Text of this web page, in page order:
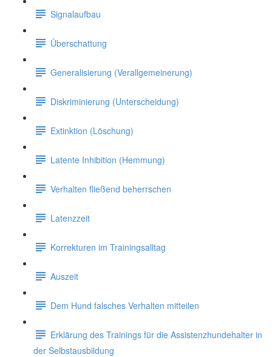
Signalaufbau
Überschattung
Generalisierung (Verallgemeinerung)
Diskriminierung (Unterscheidung)
Extinktion (Löschung)
Latente Inhibition (Hemmung)
Verhalten fließend beherrschen
Latenzzeit
Korrekturen im Trainingsalltag
Auszeit
Dem Hund falsches Verhalten mitteilen
Erklärung des Trainings für die Assistenzhundehalter in
der Selbstausbildung